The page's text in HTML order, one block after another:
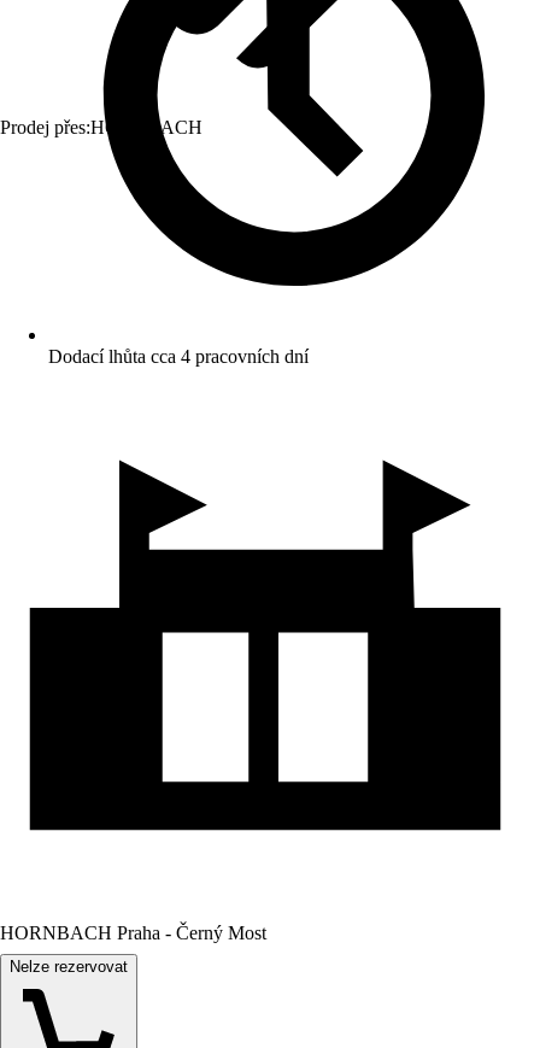
Prodej přes:HORNBACH
Dodací lhůta cca 4 pracovních dní
HORNBACH Praha - Černý Most
Nelze rezervovat